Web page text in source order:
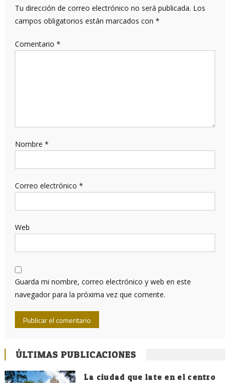
Tu dirección de correo electrónico no será publicada. Los
campos obligatorios están marcados con *
Comentario *
Nombre *
Correo electrónico *
Web
Guarda mi nombre, correo electrónico y web en este
navegador para la próxima vez que comente.
ÚLTIMAS PUBLICACIONES
La ciudad que late en el centro